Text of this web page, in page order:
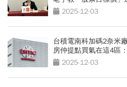
2025-12-03
台積電南科加碼2奈米
房仲提點買氣在這4區
2025-12-03